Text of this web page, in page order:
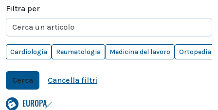
Filtra per
Cardiologia Reumatologia Medicina del lavoro Ortopedia
Cerca Cancella filtri
EUROPA